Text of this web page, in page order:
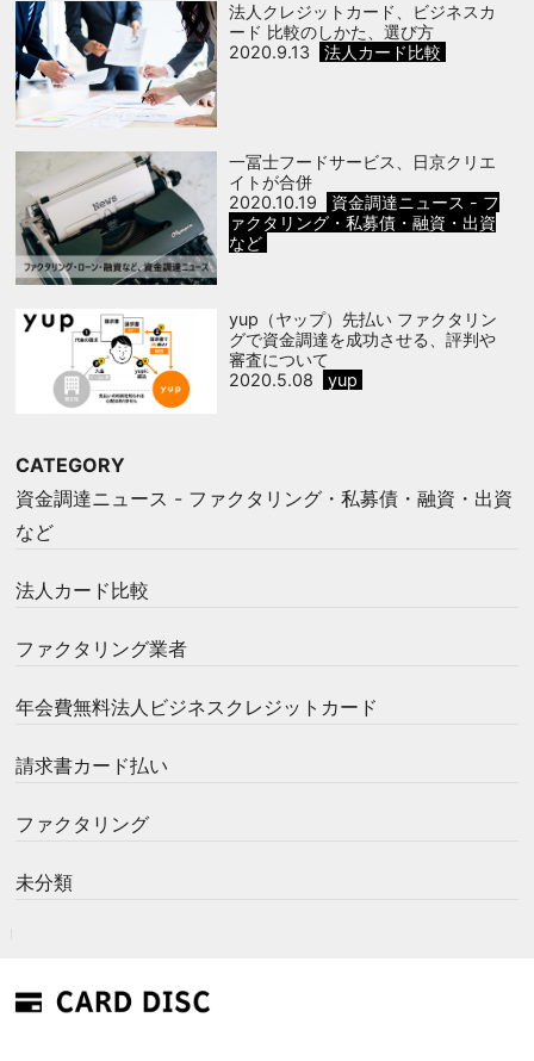
法人クレジットカード、ビジネスカ
ード 比較のしかた、選び方
2020.9.13
法人カード比較
一冨士フードサービス、日京クリエ
イトが合併
2020.10.19
資金調達ニュース - フ
ァクタリング・私募債・融資・出資
など
yup（ヤップ）先払い ファクタリン
グで資金調達を成功させる、評判や
審査について
2020.5.08
yup
CATEGORY
資金調達ニュース - ファクタリング・私募債・融資・出資
など
法人カード比較
ファクタリング業者
年会費無料法人ビジネスクレジットカード
請求書カード払い
ファクタリング
未分類